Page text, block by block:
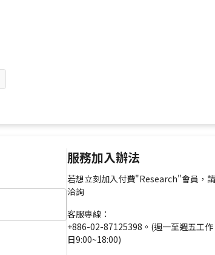
服務加入辦法
若想立刻加入付費"Research"會員，請
洽詢
客服專線：
+886-02-87125398。(週一至週五工作
日9:00~18:00)